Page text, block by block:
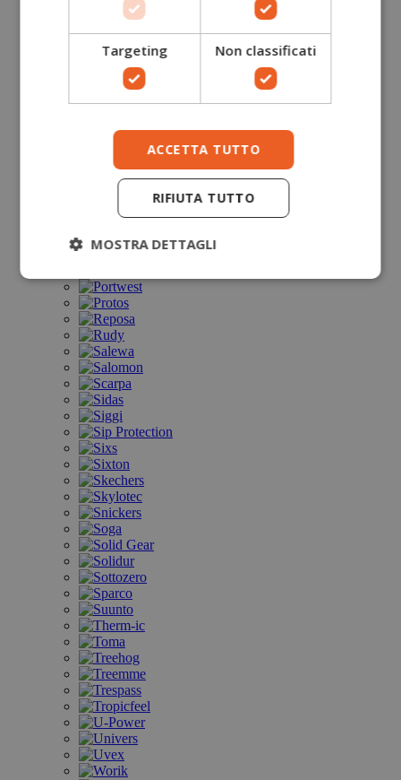
Targeting Non classificati
ACCETTA TUTTO
RIFIUTA TUTTO
MOSTRA DETTAGLI